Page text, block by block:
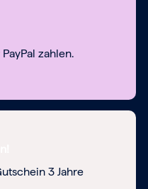
zahlen.
3 Jahre